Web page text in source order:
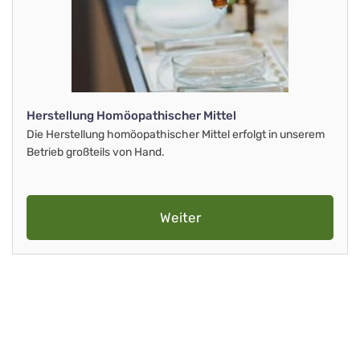
Herstellung Homöopathischer Mittel
Die Herstellung homöopathischer Mittel erfolgt in unserem
Betrieb großteils von Hand.
Weiter